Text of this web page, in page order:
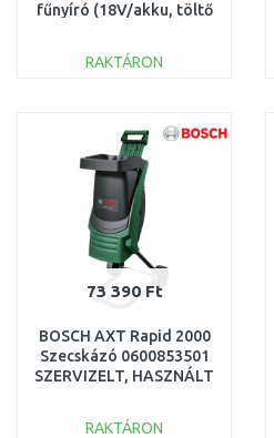
fűnyíró (18V/akku, töltő
SÉRÜLT
RAKTÁRON
Összehasonlítás
73 390 Ft
BOSCH AXT Rapid 2000
Szecskázó 0600853501
SZERVIZELT, HASZNÁLT
RAKTÁRON